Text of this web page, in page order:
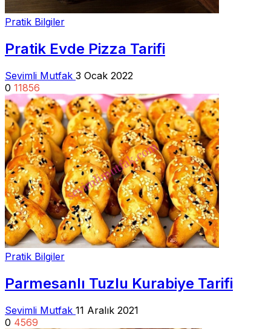
Pratik Bilgiler
Pratik Evde Pizza Tarifi
Sevimli Mutfak 3 Ocak 2022
0 11856
Pratik Bilgiler
Parmesanlı Tuzlu Kurabiye Tarifi
Sevimli Mutfak 11 Aralık 2021
0 4569